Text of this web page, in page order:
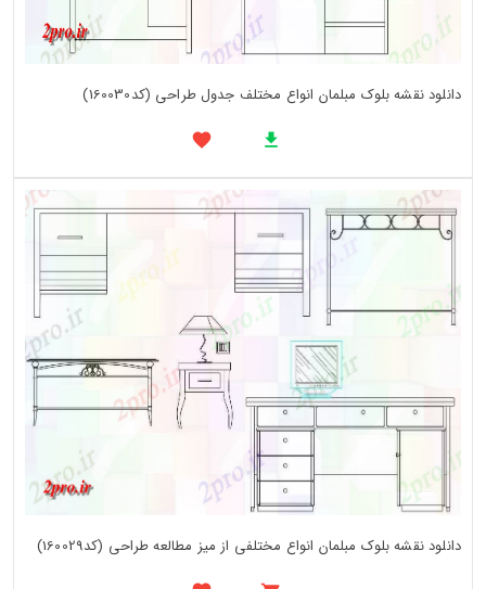
دانلود نقشه بلوک مبلمان انواع مختلف جدول طراحی (کد160030)
دانلود نقشه بلوک مبلمان انواع مختلفی از میز مطالعه طراحی (کد160029)